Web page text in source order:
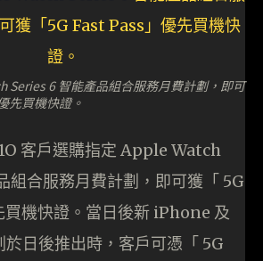
Series 6 智能產品組合服務月費計劃，即可
先買機快證。
客戶選購指定 Apple Watch
組合服務月費計劃，即可獲「 5G
買機快證。當日後新 iPhone 及
於日後推出時，客戶可憑「 5G